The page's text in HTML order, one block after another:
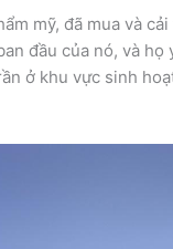
mỹ, đã mua và
đầu của nó, và
ở khu vực sinh